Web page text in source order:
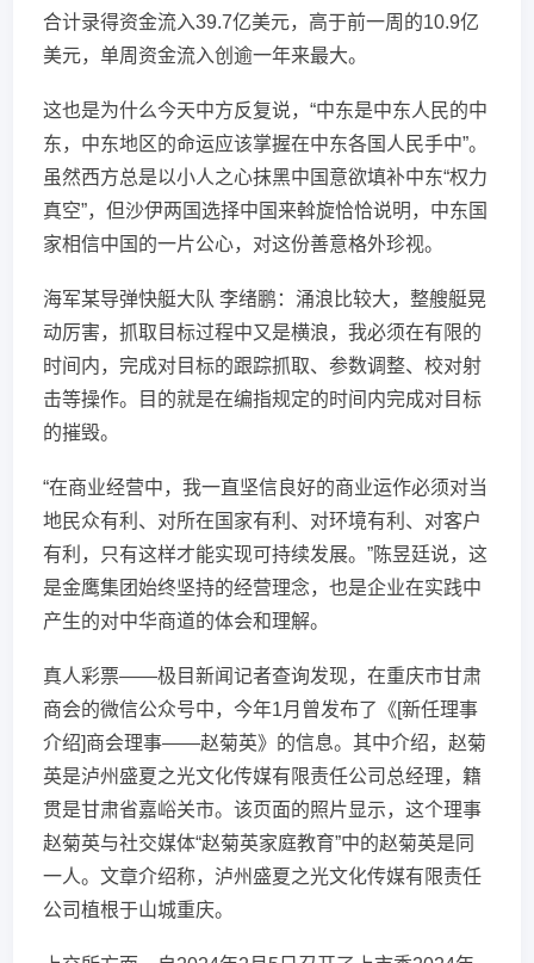
合计录得资金流入39.7亿美元，高于前一周的10.9亿
美元，单周资金流入创逾一年来最大。
这也是为什么今天中方反复说，“中东是中东人民的中
东，中东地区的命运应该掌握在中东各国人民手中”。
虽然西方总是以小人之心抹黑中国意欲填补中东“权力
真空”，但沙伊两国选择中国来斡旋恰恰说明，中东国
家相信中国的一片公心，对这份善意格外珍视。
海军某导弹快艇大队 李绪鹏：涌浪比较大，整艘艇晃
动厉害，抓取目标过程中又是横浪，我必须在有限的
时间内，完成对目标的跟踪抓取、参数调整、校对射
击等操作。目的就是在编指规定的时间内完成对目标
的摧毁。
“在商业经营中，我一直坚信良好的商业运作必须对当
地民众有利、对所在国家有利、对环境有利、对客户
有利，只有这样才能实现可持续发展。”陈昱廷说，这
是金鹰集团始终坚持的经营理念，也是企业在实践中
产生的对中华商道的体会和理解。
真人彩票——极目新闻记者查询发现，在重庆市甘肃
商会的微信公众号中，今年1月曾发布了《[新任理事
介绍]商会理事——赵菊英》的信息。其中介绍，赵菊
英是泸州盛夏之光文化传媒有限责任公司总经理，籍
贯是甘肃省嘉峪关市。该页面的照片显示，这个理事
赵菊英与社交媒体“赵菊英家庭教育”中的赵菊英是同
一人。文章介绍称，泸州盛夏之光文化传媒有限责任
公司植根于山城重庆。